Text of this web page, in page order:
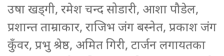
उषा खड्गी, रमेश चन्द सोडारी, आशा पौडेल,
प्रशान्त ताम्राकार, राजिभ जंग बस्नेत, प्रकाश जंग
कुँवर, प्रभु श्रेष्ठ, अमित गिरी, टार्जन लगायतका